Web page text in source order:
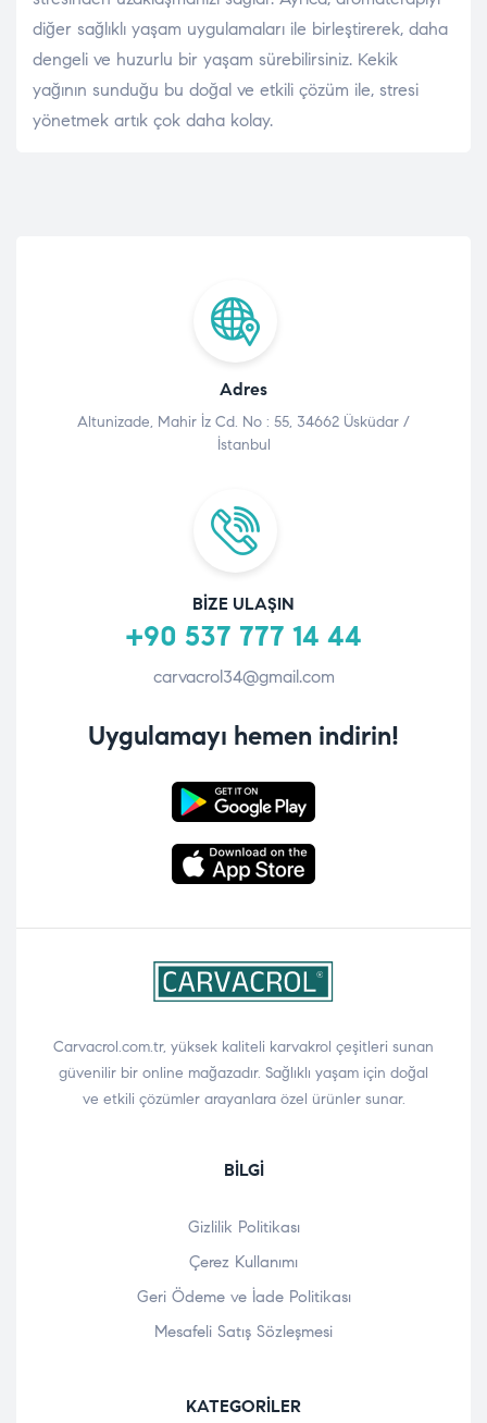
diğer sağlıklı yaşam uygulamaları ile birleştirerek, daha
dengeli ve huzurlu bir yaşam sürebilirsiniz. Kekik
yağının sunduğu bu doğal ve etkili çözüm ile, stresi
yönetmek artık çok daha kolay.
Adres
Altunizade, Mahir İz Cd. No : 55, 34662 Üsküdar /
İstanbul
BIZE ULAŞIN
+90 537 777 14 44
carvacrol34@gmail.com
Uygulamayı hemen indirin!
Carvacrol.com.tr, yüksek kaliteli karvakrol çeşitleri sunan
güvenilir bir online mağazadır. Sağlıklı yaşam için doğal
ve etkili çözümler arayanlara özel ürünler sunar.
BILGI
Gizlilik Politikası
Çerez Kullanımı
Geri Ödeme ve İade Politikası
Mesafeli Satış Sözleşmesi
KATEGORILER